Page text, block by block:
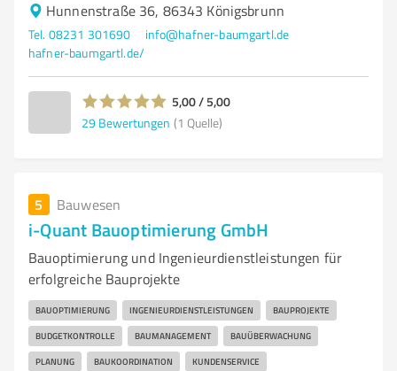
Hunnenstraße 36, 86343 Königsbrunn
Tel. 08231 301690
info@hafner-baumgartl.de
hafner-baumgartl.de/
5,00 / 5,00
29 Bewertungen (1 Quelle)
5 Bauwesen
i-Quant Bauoptimierung GmbH
Bauoptimierung und Ingenieurdienstleistungen für
erfolgreiche Bauprojekte
BAUOPTIMIERUNG INGENIEURDIENSTLEISTUNGEN BAUPROJEKTE
BUDGETKONTROLLE BAUMANAGEMENT BAUÜBERWACHUNG
PLANUNG BAUKOORDINATION KUNDENSERVICE